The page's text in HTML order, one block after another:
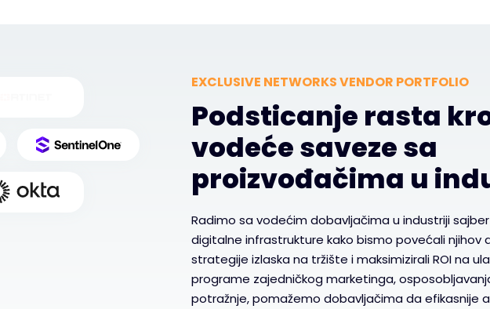
EXCLUSIVE NETWORKS VENDOR PORTFOLIO
Podsticanje rasta
vodeće saveze sa
proizvođačima u
Radimo sa vodećim dobavljačima u industriji
digitalne infrastrukture kako bismo povećali njihov
strategije izlaska na tržište i maksimizirali ROI na
programe zajedničkog marketinga,
potražnje, pomažemo dobavljačima da efikasnije